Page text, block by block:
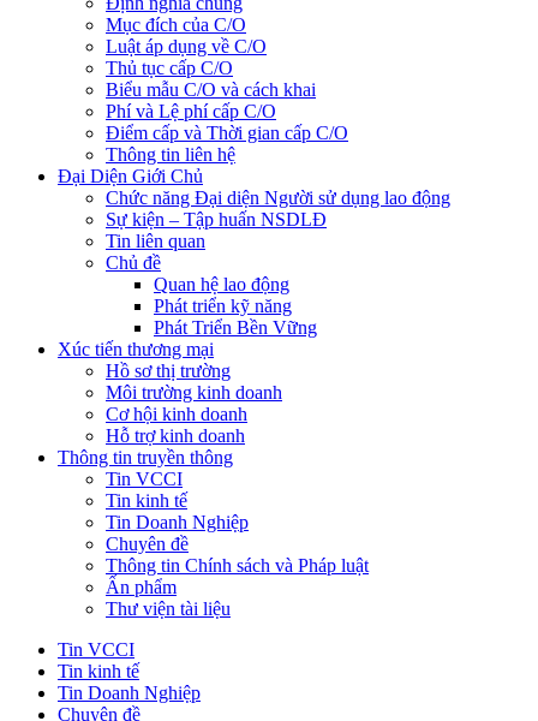
Mục đích của C/O
Luật áp dụng về C/O
Thủ tục cấp C/O
Biểu mẫu C/O và cách khai
Phí và Lệ phí cấp C/O
Điểm cấp và Thời gian cấp C/O
Thông tin liên hệ
Đại Diện Giới Chủ
Chức năng Đại diện Người sử dụng lao động
Sự kiện – Tập huấn NSDLĐ
Tin liên quan
Chủ đề
Quan hệ lao động
Phát triển kỹ năng
Phát Triển Bền Vững
Xúc tiến thương mại
Hồ sơ thị trường
Môi trường kinh doanh
Cơ hội kinh doanh
Hỗ trợ kinh doanh
Thông tin truyền thông
Tin VCCI
Tin kinh tế
Tin Doanh Nghiệp
Chuyên đề
Thông tin Chính sách và Pháp luật
Ấn phẩm
Thư viện tài liệu
Tin VCCI
Tin kinh tế
Tin Doanh Nghiệp
Chuyên đề